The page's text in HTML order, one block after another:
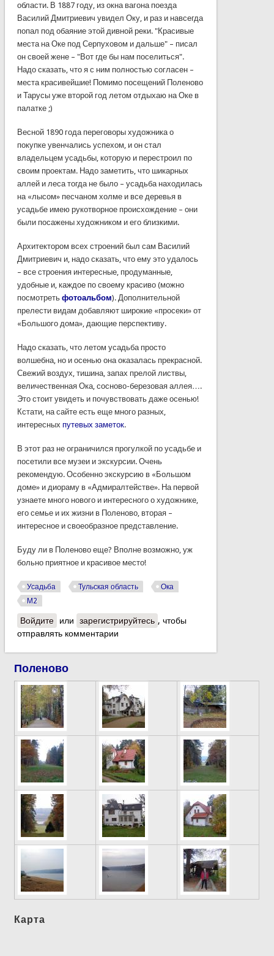
области. В 1887 году, из окна вагона поезда
Василий Дмитриевич увидел Оку, и раз и навсегда
попал под обаяние этой дивной реки. "Красивые
места наОке под Серпуховом и дальше" – писал
он своей жене– "Вот где бынам поселиться".
Надо сказать, что я с ним полностью согласен–
места красивейшие! Помимо посещений Поленово
и Тарусыуже второйгод летом отдыхаю наОке в
палатке;)
Весной1890 года переговоры художникао
покупке увенчались успехом , и он стал
владельцем усадьбы, которуюи перестроил по
своим проектам. Надо заметить, что шикарных
аллейи леса тогда не было– усадьба находилась
на«лысом» песчаном холмеи все деревьяв
усадьбе имею рукотворное происхождение– они
были посажены художником и его близкими.
Архитектором всех строений был сам Василий
Дмитриевич и, надо сказать, что ему это удалось
– все строения интересные, продуманные,
удобные и, каждое посвоему красиво (можно
посмотреть фотоальбом). Дополнительной
прелести видам добавляют широкие «просеки» от
«Большого дома», дающие перспективу.
Надо сказать, что летом усадьба просто
волшебна, но и осенью она оказалась прекрасной.
Свежий воздух, тишина, запах прелой листвы,
величественная Ока, сосново-березовая аллея….
Это стоит увидеть и почувствовать даже осенью!
Кстати, на сайте есть еще много разных,
интересных путевых заметок.
В этот раз не ограничился прогулкой по усадьбе и
посетили все музеи и экскурсии. Очень
рекомендую. Особенно экскурсию в «Большом
доме» и диораму в «Адмиралтействе». На первой
узнаете много нового и интересного о художнике,
его семье и их жизни в Поленово, вторая –
интересное и своеобразное представление.
Буду ли в Поленово еще? Вполне возможно, уж
больно приятное и красивое место!
Усадьба Тульская область
Ока
М2
Войдите или зарегистрируйтесь , чтобы
отправлять комментарии
Поленово
Карта